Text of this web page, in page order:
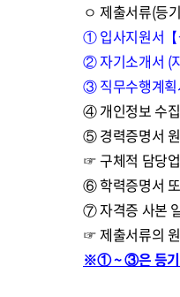
ㅇ 제출서류(
① 입사지원서【
② 자기소개서 (
③ 직무수행계획
④ 개인정보 수집
⑤ 경력증명서
☞ 구체적 담당
⑥ 학력증명서
⑦ 자격증 사본
☞ 제출서류의
※① ~ ③은 등기